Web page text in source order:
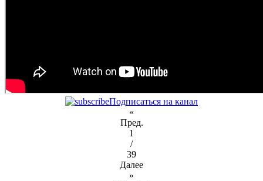
Подписаться на канал
«
Пред.
1
/
39
Далее
»